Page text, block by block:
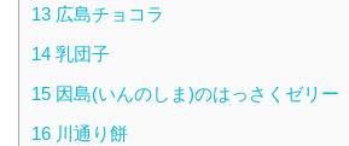
13 広島チョコラ
14 乳団子
15 因島(いんのしま)のはっさくゼリー
16 川通り餅